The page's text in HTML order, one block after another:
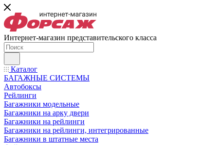
Интернет-магазин представительского класса
Каталог
БАГАЖНЫЕ СИСТЕМЫ
Автобоксы
Рейлинги
Багажники модельные
Багажники на арку двери
Багажники на рейлинги
Багажники на рейлинги, интегрированные
Багажники в штатные места